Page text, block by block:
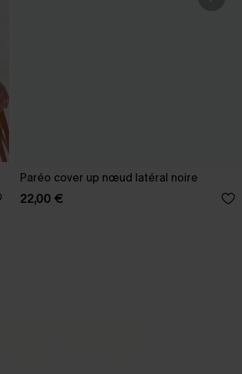
Paréo cover up nœud latéral noire
22,00 €